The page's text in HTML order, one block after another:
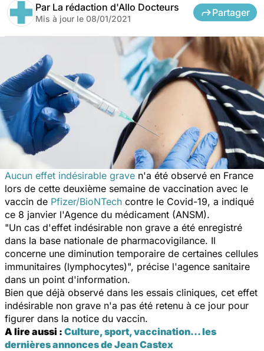
Par La rédaction d'Allo Docteurs
Mis à jour le 08/01/2021
Partager
Aucun effet indésirable grave n'a été observé en France
lors de cette deuxième semaine de vaccination avec le
vaccin de Pfizer/BioNTech contre le Covid-19, a indiqué
ce 8 janvier l'Agence du médicament (ANSM).
"Un cas d'effet indésirable non grave a été enregistré
dans la base nationale de pharmacovigilance. Il
concerne une diminution temporaire de certaines cellules
immunitaires (lymphocytes)", précise l'agence sanitaire
dans un point d'information.
Bien que déjà observé dans les essais cliniques, cet effet
indésirable non grave n'a pas été retenu à ce jour pour
figurer dans la notice du vaccin.
A lire aussi : Culture, sport, vaccination... les
dernières annonces de Jean Castex